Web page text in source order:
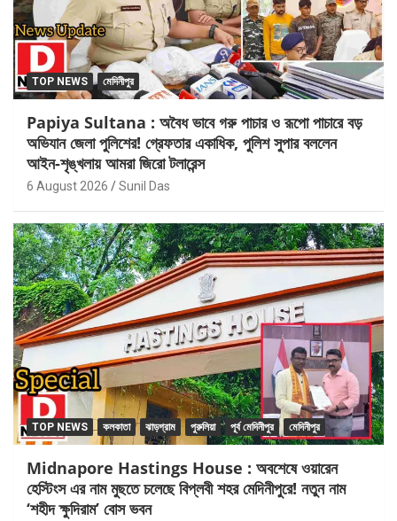
TOP NEWS মেদিনীপুর
Papiya Sultana : অবৈধ ভাবে গরু পাচার ও রূপো পাচারে বড়
অভিযান জেলা পুলিশের! গ্রেফতার একাধিক, পুলিশ সুপার বললেন
আইন-শৃঙ্খলায় আমরা জিরো টলারেন্স
6 August 2026 Sunil Das
TOP NEWS কলকাতা ঝাড়গ্রাম পুরুলিয়া পূর্ব মেদিনীপুর মেদিনীপুর
Midnapore Hastings House : অবশেষে ওয়ারেন
হেস্টিংস এর নাম মুছতে চলেছে বিপ্লবী শহর মেদিনীপুরে! নতুন নাম
‘শহীদ ক্ষুদিরাম’ বোস ভবন